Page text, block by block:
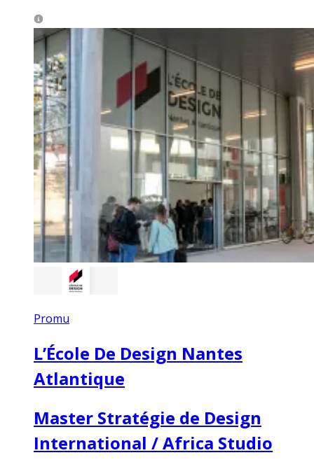
Promu
L’École De Design Nantes
Atlantique
Master Stratégie de Design
International / Africa Studio